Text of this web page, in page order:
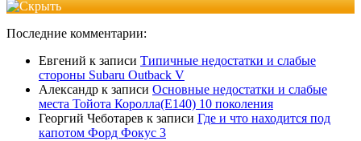
Последние комментарии:
Евгений к записи Типичные недостатки и слабые
стороны Subaru Outback V
Александр к записи Основные недостатки и слабые
места Тойота Королла(Е140) 10 поколения
Георгий Чеботарев к записи Где и что находится под
капотом Форд Фокус 3